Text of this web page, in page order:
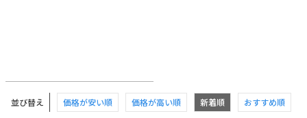
並び替え 価格が安い順 価格が高い順 新着順 おすすめ順